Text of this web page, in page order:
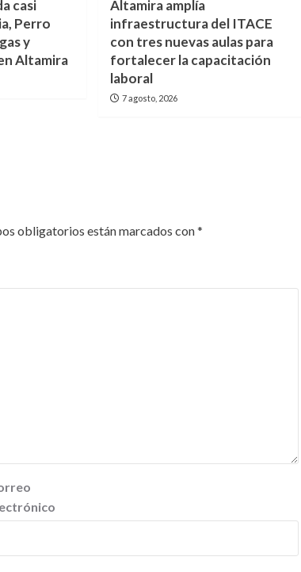
casi
Perro
y
Altamira
Altamira amplía
infraestructura del ITACE
con tres nuevas aulas para
fortalecer la capacitación
laboral
7 agosto, 2026
obligatorios están marcados con*